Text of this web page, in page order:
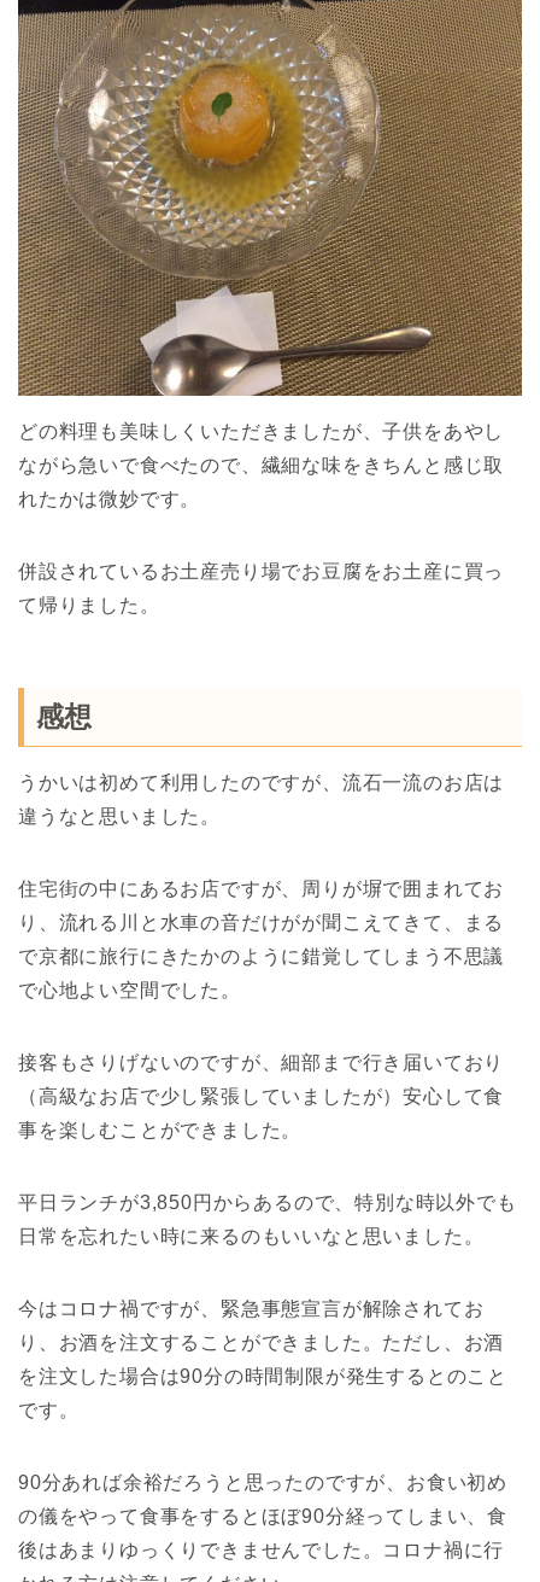
どの料理も美味しくいただきましたが、子供をあやし
ながら急いで食べたので、繊細な味をきちんと感じ取
れたかは微妙です。
併設されているお土産売り場でお豆腐をお土産に買っ
て帰りました。
感想
うかいは初めて利用したのですが、流石一流のお店は
違うなと思いました。
住宅街の中にあるお店ですが、周りが塀で囲まれてお
り、流れる川と水車の音だけがが聞こえてきて、まる
で京都に旅行にきたかのように錯覚してしまう不思議
で心地よい空間でした。
接客もさりげないのですが、細部まで行き届いており
（高級なお店で少し緊張していましたが）安心して食
事を楽しむことができました。
平日ランチが3,850円からあるので、特別な時以外でも
日常を忘れたい時に来るのもいいなと思いました。
今はコロナ禍ですが、緊急事態宣言が解除されてお
り、お酒を注文することができました。ただし、お酒
を注文した場合は90分の時間制限が発生するとのこと
です。
90分あれば余裕だろうと思ったのですが、お食い初め
の儀をやって食事をするとほぼ90分経ってしまい、食
後はあまりゆっくりできませんでした。コロナ禍に行